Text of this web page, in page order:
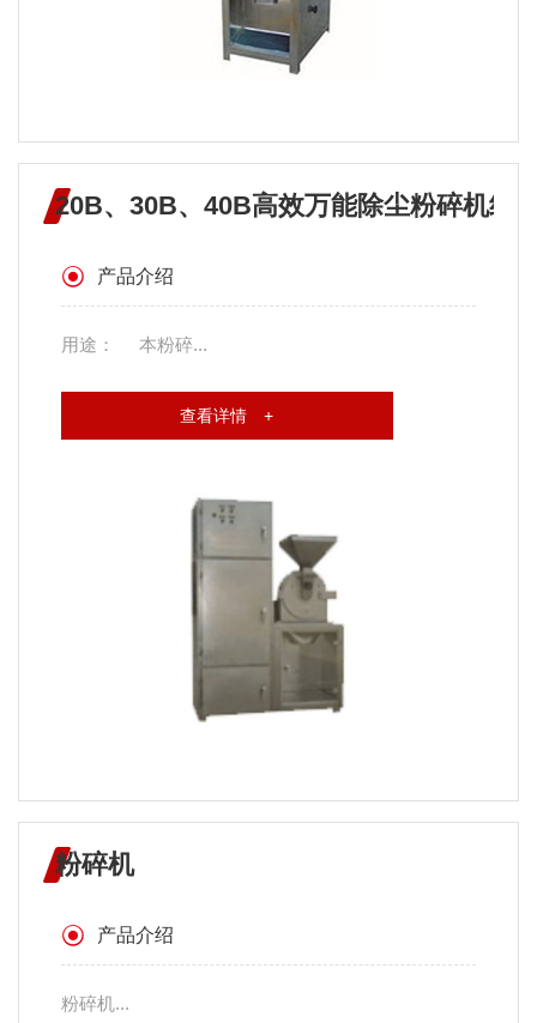
20B、30B、40B高效万能除尘粉碎机组
产品介绍
用途： 本粉碎...
查看详情 +
粉碎机
产品介绍
粉碎机...